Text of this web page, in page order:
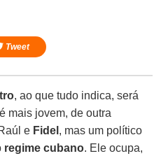
Tweet
, ao que tudo indica, será
mais jovem, de outra
e Fidel , mas um político
regime cubano. Ele ocupa,